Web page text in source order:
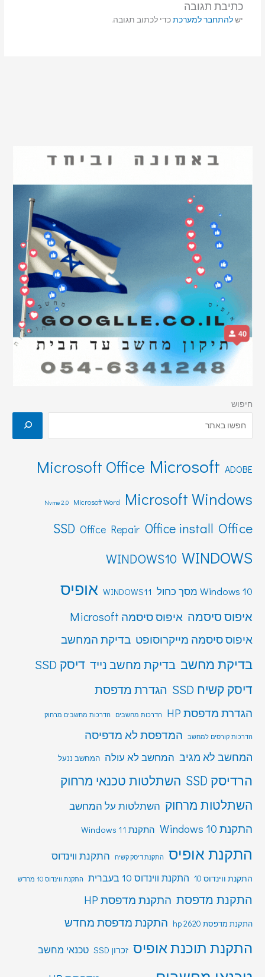
כתיבת תגובה
ישלהתחבר למערכתכדי לכתוב תגובה.
חיפוש
ADOBE
Microsoft
Microsoft Office
Microsoft Windows
Microsoft Word
Nvme 2.0
Office
Office install
Office Repair
SSD
WINDOWS
WINDOWS10
Windows 10 מסך כחול WINDOWS11 אופיס
איפוס סיסמה איפוס סיסמה Microsoft
איפוס סיסמה מייקרוסופט בדיקת המחשב
בדיקת מחשב בדיקת מחשב נייד דיסק SSD
דיסק קשיח SSD
הגדרת מדפסת
הגדרת מדפסת HP הדרכות מחשבים הדרכות מחשבים מרחוק
הדרכות קורסים למחשב המדפסת לא מדפיסה
המחשב לא מגיב המחשב לא עולה המחשב ננעל
הרדיסק SSD
השתלטות טכנאי מרחוק
השתלטות מרחוק השתלטות על המחשב
התקנת Windows 10 התקנת Windows 11
התקנת אופיס התקנת דיסק קשיח התקנת ווינדוס
התקנת ווינדוס 10 התקנת ווינדוס 10 בעברית התקנת ווינדוס 10 מחדש
התקנת מדפסת התקנת מדפסת HP
התקנת מדפסת hp 2620 התקנת מדפסת מחדש
התקנת תוכנת אופיס זכרון SSD טכנאי מחשב